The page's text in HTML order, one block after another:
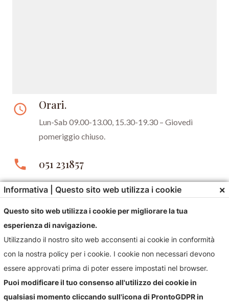
access_time Orari.
Lun-Sab 09.00-13.00, 15.30-19.30 –Giovedì
pomeriggio chiuso.
phone 051 231857
email gioielleriastefani@libero.it
Contattaci!
Informativa | Questo sito web utilizza i cookie ×
Questo sito web utilizza i cookie per migliorare la tua
esperienza di navigazione.
Utilizzando il nostro sito web acconsenti ai cookie in conformità
con la nostra policy per i cookie. I cookie non necessari devono
essere approvati prima di poter essere impostati nel browser.
Puoi modificare il tuo consenso all'utilizzo dei cookie in
qualsiasi momento cliccando sull'icona di ProntoGDPR in